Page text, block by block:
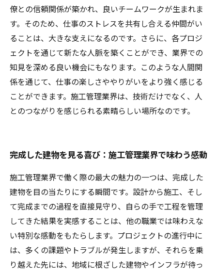
僚との信頼関係が築かれ、良いチームワークが生まれま
す。そのため、仕事のストレスを共有し合える仲間がい
ることは、大きな支えになるのです。さらに、各プロジ
ェクトを通じて新たな人脈を築くことができ、業界での
知見を深める良い機会にもなります。このような人間関
係を通じて、仕事の楽しさややりがいをより強く感じる
ことができます。施工管理業界は、技術だけでなく、人
とのつながりを感じられる素晴らしい場所なのです。
完成した建物を見る喜び：施工管理業界で味わう感動
施工管理業界で働く際の最大の魅力の一つは、完成した
建物を目の当たりにする瞬間です。設計から施工、そし
て完成までの過程を直接見守り、自らの手で工程を管理
してきた結果を実感することは、他の職業では味わえな
い特別な感動をもたらします。プロジェクトの進行中に
は、多くの課題やトラブルが発生しますが、それらを乗
り越えた先には、地域に根ざした建物やインフラが待っ